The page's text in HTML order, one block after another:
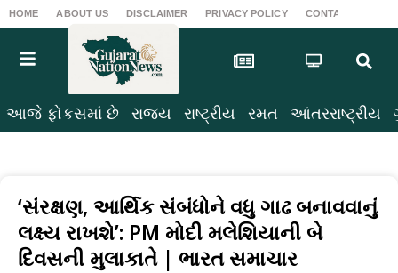
HOME ABOUT US DISCLAIMER PRIVACY POLICY CONTACT US
આજે ફોકસમાં છે રાજ્ય રાષ્ટ્રીય રમત આંતરરાષ્ટ્રીય
‘સંરક્ષણ, આર્થિક સંબંધોને વધુ ગાઢ બનાવવાનું
લક્ષ્ય રાખશે’: PM મોદી મલેશિયાની બે
દિવસની મુલાકાતે | ભારત સમાચાર